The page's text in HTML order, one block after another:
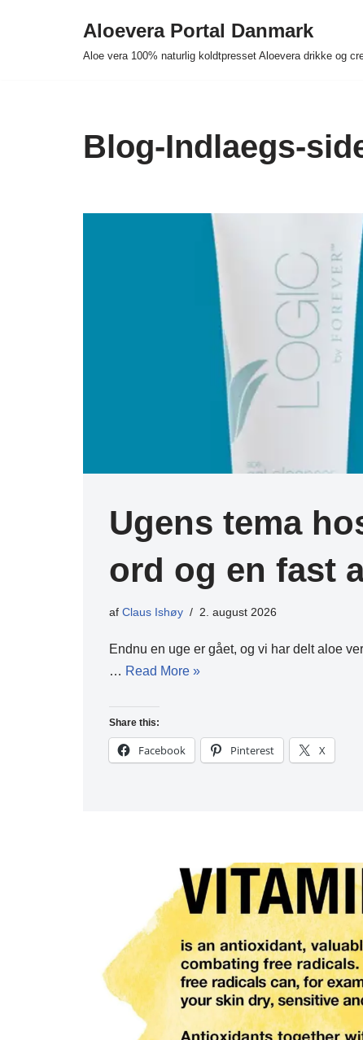
Aloevera Portal Danmark
Aloe vera 100% naturlig koldtpresset Aloevera drikke og
Blog-Indlaegs-
Ugens tema
ord og en fast
af Claus Ishøy 2. august 2026
Endnu en uge er gået, og vi har delt aloe
… Read More »
Share this:
Facebook Pinterest X